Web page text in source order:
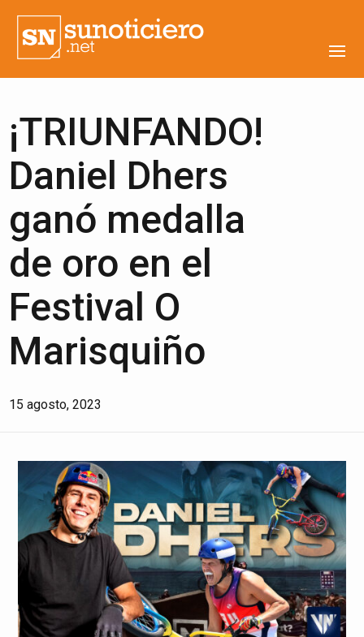
¡TRIUNFANDO!
Daniel Dhers
ganó medalla
de oro en el
Festival O
Marisquiño
15 agosto, 2023